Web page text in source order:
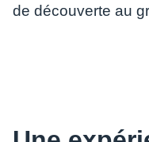
de découverte au